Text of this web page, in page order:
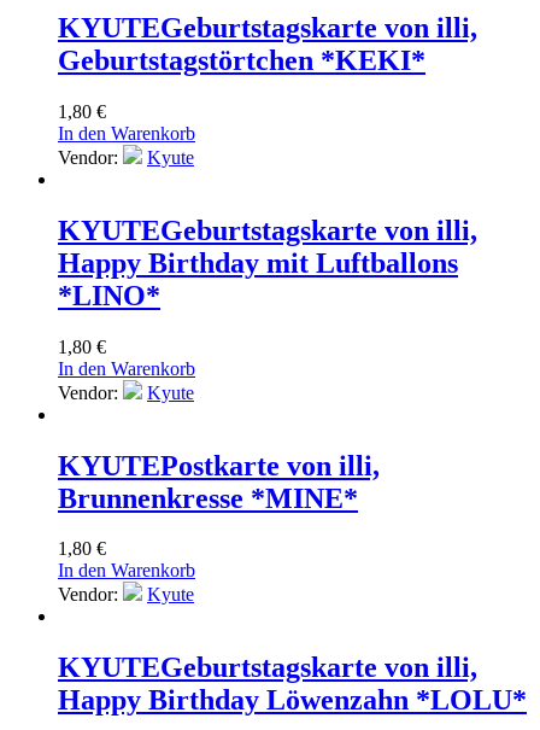
KYUTEGeburtstagskarte von illi,
Geburtstagstörtchen *KEKI*
1,80 €
In den Warenkorb
Vendor:
Kyute
KYUTEGeburtstagskarte von illi,
Happy Birthday mit Luftballons
*LINO*
1,80 €
In den Warenkorb
Vendor:
Kyute
KYUTEPostkarte von illi,
Brunnenkresse *MINE*
1,80 €
In den Warenkorb
Vendor:
Kyute
KYUTEGeburtstagskarte von illi,
Happy Birthday Löwenzahn *LOLU*